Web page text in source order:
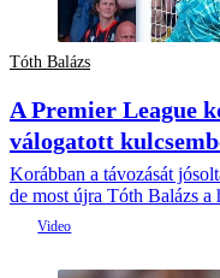
Tóth Balázs
A Premier League
válogatott
Korábban a távozását
de most újra Tóth Balázs a